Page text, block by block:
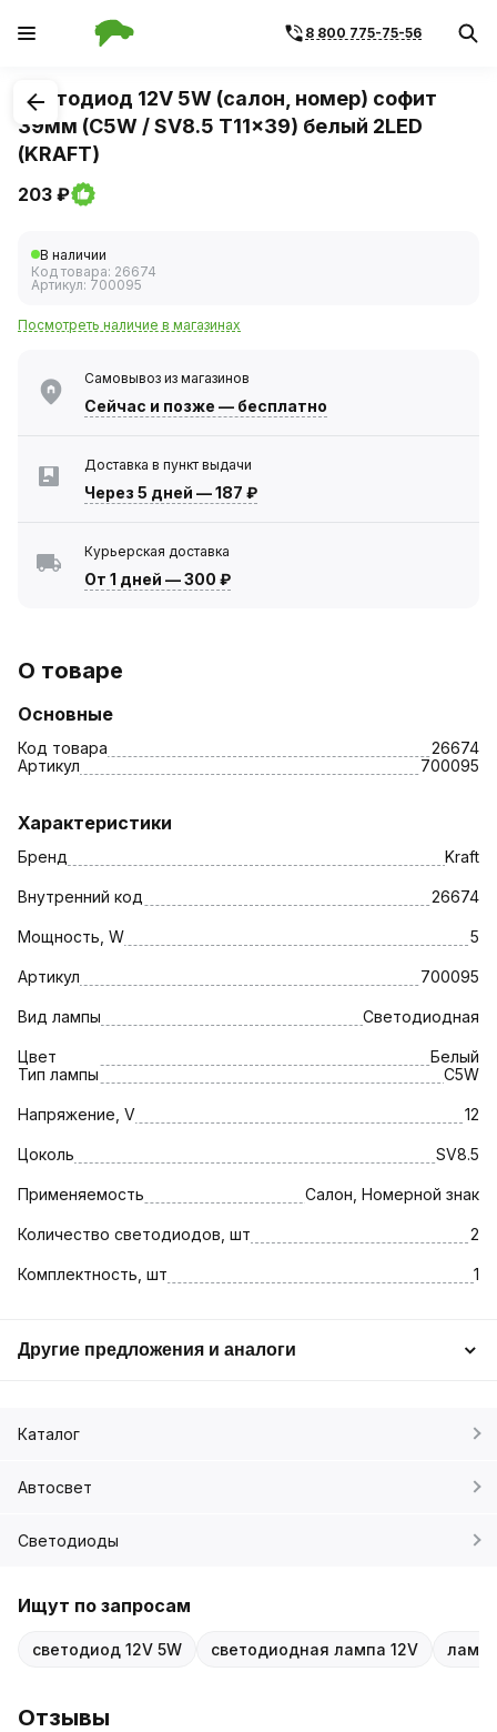
8 800 775-75-56
1/1
Светодиод 12V 5W (салон, номер) софит
39мм (C5W / SV8.5 T11x39) белый 2LED
(KRAFT)
203 ₽
В наличии
Код товара: 26674
Артикул: 700095
Посмотреть наличие в магазинах
Самовывоз из магазинов
Сейчас и позже — бесплатно
Доставка в пункт выдачи
Через 5 дней —187 ₽
Курьерская доставка
От 1 дней —300 ₽
О товаре
Основные
Код товара
26674
Артикул
700095
Характеристики
Бренд Kraft
Внутренний код 26674
Мощность, W 5
Артикул 700095
Вид лампы Светодиодная
Цвет
Белый
Тип лампы
C5W
Напряжение, V 12
Цоколь SV8.5
Применяемость Салон, Номерной знак
Количество светодиодов, шт 2
Комплектность, шт 1
Другие предложения и аналоги
Каталог
Автосвет
Светодиоды
Ищут по запросам
светодиод 12V 5W светодиодная лампа 12V
Отзывы